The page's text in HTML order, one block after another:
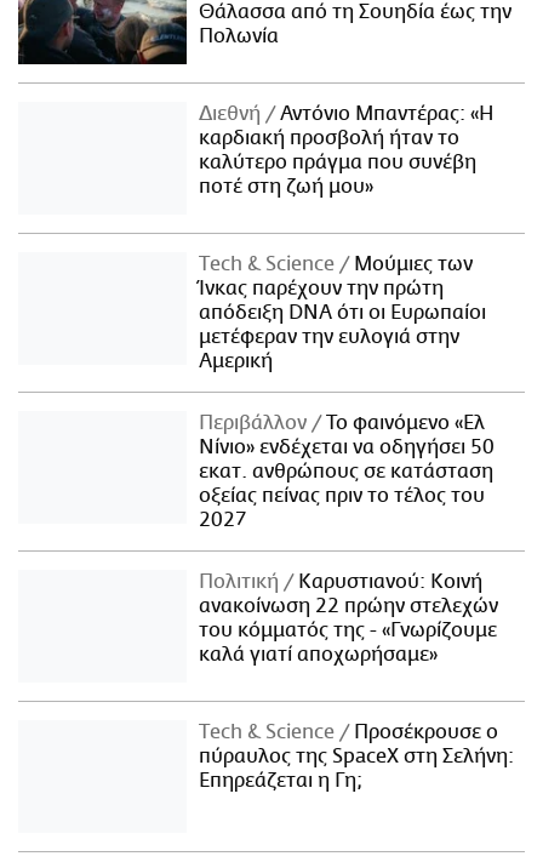
Θάλασσα από τη Σουηδία έως την
Πολωνία
Διεθνή
Αντόνιο Μπαντέρας: «Η
καρδιακή προσβολή ήταν το
καλύτερο πράγμα που συνέβη
ποτέ στη ζωή μου»
Τech & Science
Μούμιες των
Ίνκας παρέχουν την πρώτη
απόδειξη DNA ότι οι Ευρωπαίοι
μετέφεραν την ευλογιά στην
Αμερική
Περιβάλλον
Το φαινόμενο «Ελ
Νίνιο» ενδέχεται να οδηγήσει 50
εκατ. ανθρώπους σε κατάσταση
οξείας πείνας πριν το τέλος του
2027
Πολιτική
Καρυστιανού: Κοινή
ανακοίνωση 22 πρώην στελεχών
του κόμματός της - «Γνωρίζουμε
καλά γιατί αποχωρήσαμε»
Τech & Science
Προσέκρουσε ο
πύραυλος της SpaceX στη Σελήνη:
Επηρεάζεται η Γη;